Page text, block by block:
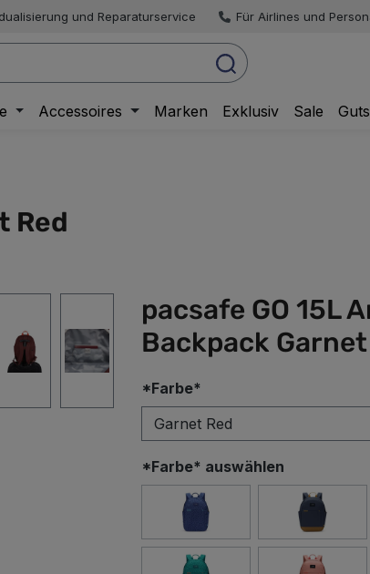
und Reparaturservice Für Airlines und
Accessoires Marken Exklusiv Sale
Red
pacsafe GO 15L
Backpack Garnet
*Farbe*
*Farbe* auswählen
Cerulean Blue Coastal